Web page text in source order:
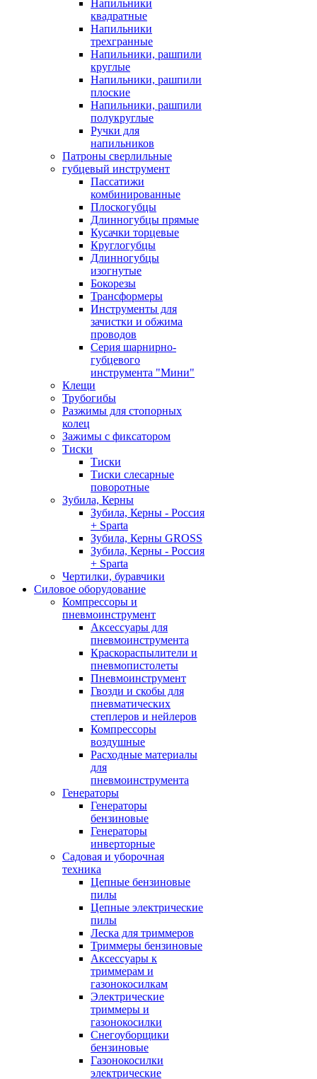
Напильники
квадратные
Напильники
трехгранные
Напильники, рашпили
круглые
Напильники, рашпили
плоские
Напильники, рашпили
полукруглые
Ручки для
напильников
Патроны сверлильные
губцевый инструмент
Пассатижи
комбинированные
Плоскогубцы
Длинногубцы прямые
Кусачки торцевые
Круглогубцы
Длинногубцы
изогнутые
Бокорезы
Трансформеры
Инструменты для
зачистки и обжима
проводов
Серия шарнирно-
губцевого
инструмента "Мини"
Клещи
Трубогибы
Разжимы для стопорных
колец
Зажимы с фиксатором
Тиски
Тиски
Тиски слесарные
поворотные
Зубила, Керны
Зубила, Керны - Россия
+ Sparta
Зубила, Керны GROSS
Зубила, Керны - Россия
+ Sparta
Чертилки, буравчики
Силовое оборудование
Компрессоры и
пневмоинструмент
Аксессуары для
пневмоинструмента
Краскораспылители и
пневмопистолеты
Пневмоинструмент
Гвозди и скобы для
пневматических
степлеров и нейлеров
Компрессоры
воздушные
Расходные материалы
для
пневмоинструмента
Генераторы
Генераторы
бензиновые
Генераторы
инверторные
Садовая и уборочная
техника
Цепные бензиновые
пилы
Цепные электрические
пилы
Леска для триммеров
Триммеры бензиновые
Аксессуары к
триммерам и
газонокосилкам
Электрические
триммеры и
газонокосилки
Снегоуборщики
бензиновые
Газонокосилки
электрические